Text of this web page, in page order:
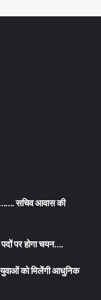
सचिव आवास की
पर होगा चयन….
युवाओं को मिलेंगी आधुनिक